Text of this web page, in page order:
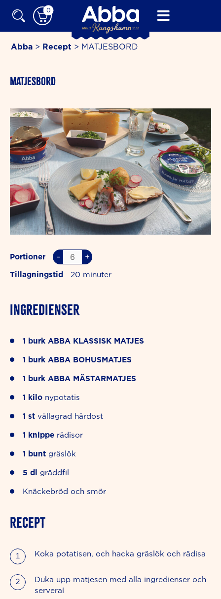
0
Abba > Recept > MATJESBORD
MATJESBORD
Portioner – +
Tillagningstid 20
INGREDIENSER
1 burk ABBA KLASSISK MATJES
1 burk ABBA BOHUSMATJES
1 burk ABBA MÄSTARMATJES
1 kilo nypotatis
1 st vällagrad hårdost
1 knippe rädisor
1 bunt gräslök
5 dl gräddfil
Knäckebröd och smör
RECEPT
Koka potatisen, och hacka gräslök och rädisa
Duka upp matjesen med alla ingredienser och
servera!